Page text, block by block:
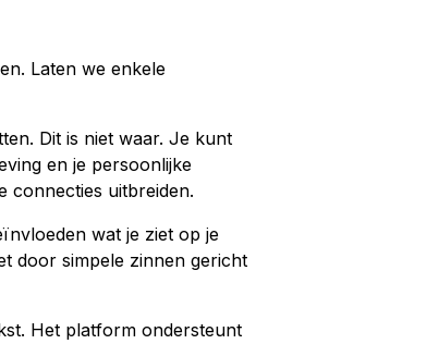
Laten we enkele
Dit is niet waar. Je kunt
en je persoonlijke
connecties uitbreiden.
wat je ziet op je
door simpele zinnen gericht
Het platform ondersteunt